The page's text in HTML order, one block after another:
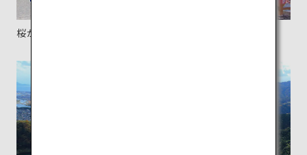
桜が美しい錦帯橋の景色。